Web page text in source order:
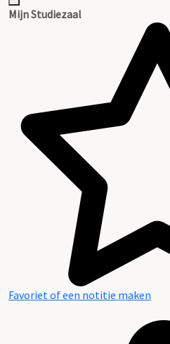
Mijn Studiezaal
Favoriet of een notitie maken